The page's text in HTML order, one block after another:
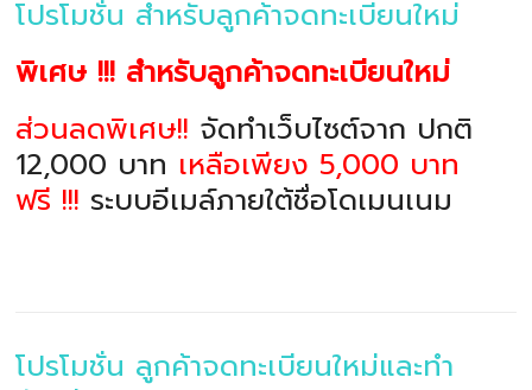
โปรโมชั่น สำหรับลูกค้าจดทะเบียนใหม่
พิเศษ !!! สำหรับลูกค้าจดทะเบียนใหม่
ส่วนลดพิเศษ!! จัดทำเว็บไซต์จาก ปกติ
12,000 บาท เหลือเพียง 5,000 บาท
ฟรี !!! ระบบอีเมล์ภายใต้ชื่อโดเมนเนม
โปรโมชั่น ลูกค้าจดทะเบียนใหม่และทำ